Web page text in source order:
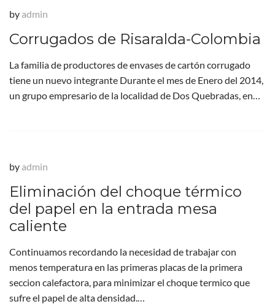
by admin
Corrugados de Risaralda-Colombia
La familia de productores de envases de cartón corrugado
tiene un nuevo integrante Durante el mes de Enero del 2014,
un grupo empresario de la localidad de Dos Quebradas, en…
by admin
Eliminación del choque térmico
del papel en la entrada mesa
caliente
Continuamos recordando la necesidad de trabajar con
menos temperatura en las primeras placas de la primera
seccion calefactora, para minimizar el choque termico que
sufre el papel de alta densidad.…